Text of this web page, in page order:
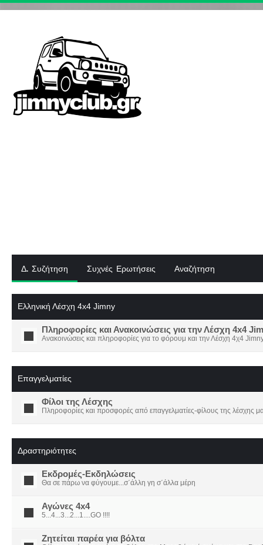
Δ. Συζήτηση Συχνές Ερωτήσεις Αναζήτηση
Ελληνική Λέσχη 4x4 Jimny
Πληροφορίες και Ανακοινώσεις για την Λέσχη 4x4
Ανακοινώσεις και πληροφορίες για το φόρουμ και την Λέσχη 4χ4
Επαγγελματίες
Φίλοι της Λέσχης
Πληροφορίες και προσφορές από επαγγελματίες-φίλους της λέσχης
Δραστηριότητες
Εκδρομές-Εκδηλώσεις
Θα σε πάρω να φύγουμε...σ΄άλλη γη σ΄άλλα μέρη
Αγώνες 4x4
5...4...3...2...1....GO !!!!
Ζητείται παρέα για βόλτα